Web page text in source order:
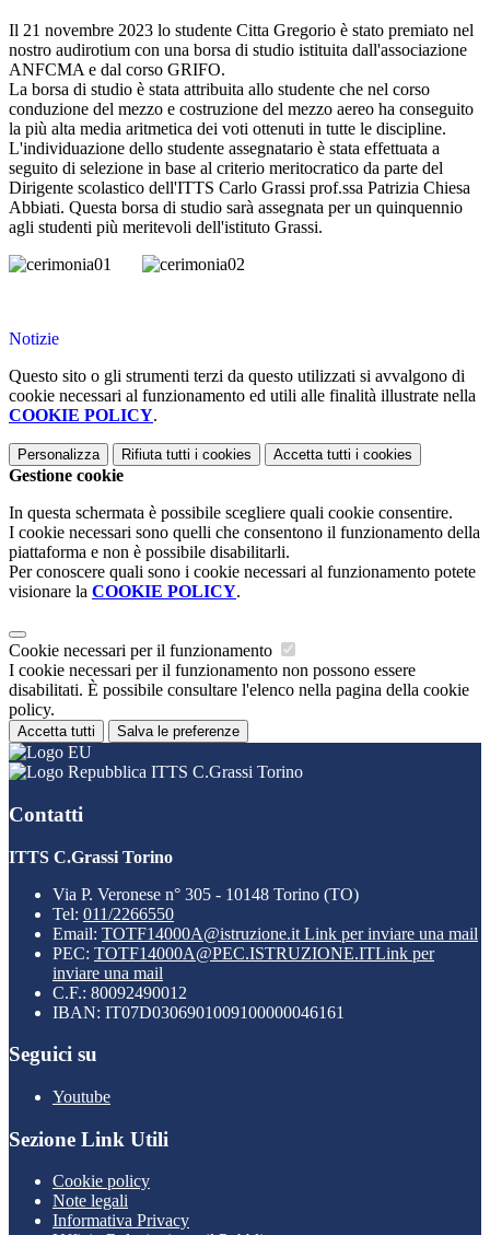
Il 21 novembre 2023 lo studente Citta Gregorio è stato premiato nel
nostro audirotium con una borsa di studio istituita dall'associazione
ANFCMA e dal corso GRIFO.
La borsa di studio è stata attribuita allo studente che nel corso
conduzione del mezzo e costruzione del mezzo aereo ha conseguito
la più alta media aritmetica dei voti ottenuti in tutte le discipline.
L'individuazione dello studente assegnatario è stata effettuata a
seguito di selezione in base al criterio meritocratico da parte del
Dirigente scolastico dell'ITTS Carlo Grassi prof.ssa Patrizia Chiesa
Abbiati. Questa borsa di studio sarà assegnata per un quinquennio
agli studenti più meritevoli dell'istituto Grassi.
Notizie
Questo sito o gli strumenti terzi da questo utilizzati si avvalgono di
cookie necessari al funzionamento ed utili alle finalità illustrate nella
COOKIE POLICY.
Personalizza Rifiuta tutti i cookies Accetta tutti i cookies
Gestione cookie
In questa schermata è possibile scegliere quali cookie consentire.
I cookie necessari sono quelli che consentono il funzionamento della
piattaforma e non è possibile disabilitarli.
Per conoscere quali sono i cookie necessari al funzionamento potete
visionare la COOKIE POLICY.
Cookie necessari per il funzionamento
I cookie necessari per il funzionamento non possono essere
disabilitati. È possibile consultare l'elenco nella pagina della cookie
policy.
Accetta tutti Salva le preferenze
ITTS C.Grassi Torino
Contatti
ITTS C.Grassi Torino
Via P. Veronese n° 305 - 10148 Torino (TO)
Tel: 011/2266550
Email: TOTF14000A@istruzione.it Link per inviare una mail
PEC: TOTF14000A@PEC.ISTRUZIONE.ITLink per
inviare una mail
C.F.: 80092490012
IBAN: IT07D0306901009100000046161
Seguici su
Youtube
Sezione Link Utili
Cookie policy
Note legali
Informativa Privacy